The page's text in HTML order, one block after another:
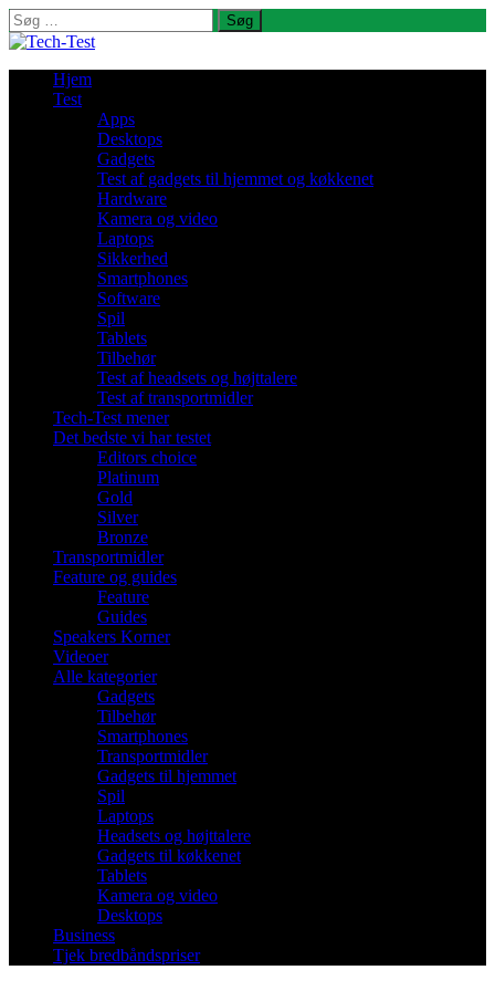
Søg
efter:
Hjem
Test
Apps
Desktops
Gadgets
Test af gadgets til hjemmet og køkkenet
Hardware
Kamera og video
Laptops
Sikkerhed
Smartphones
Software
Spil
Tablets
Tilbehør
Test af headsets og højttalere
Test af transportmidler
Tech-Test mener
Det bedste vi har testet
Editors choice
Platinum
Gold
Silver
Bronze
Transportmidler
Feature og guides
Feature
Guides
Speakers Korner
Videoer
Alle kategorier
Gadgets
Tilbehør
Smartphones
Transportmidler
Gadgets til hjemmet
Spil
Laptops
Headsets og højttalere
Gadgets til køkkenet
Tablets
Kamera og video
Desktops
Business
Tjek bredbåndspriser